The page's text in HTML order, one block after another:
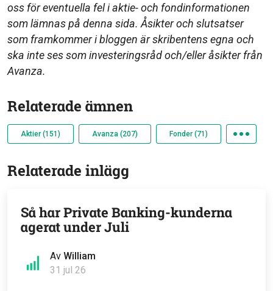
oss för eventuella fel i aktie- och fondinformationen
som lämnas på denna sida. Åsikter och slutsatser
som framkommer i bloggen är skribentens egna och
ska inte ses som investeringsråd och/eller åsikter från
Avanza.
Relaterade ämnen
Aktier (151) Avanza (207) Fonder (71)
Relaterade inlägg
Av William
31 jul 26
Så har Private Banking-kunderna
agerat under Juli